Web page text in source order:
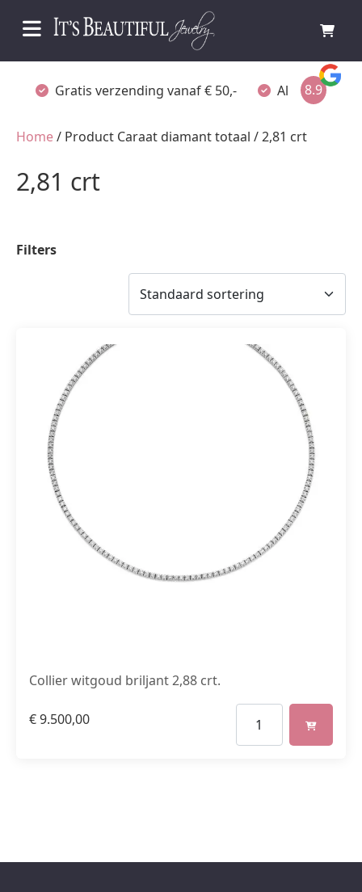
Gratis verzending vanaf € 50,- Altijd verpakt
8.9
Home/ Product Caraat diamant totaal / 2,81 crt
2,81 crt
Filters
Collier witgoud briljant 2,88 crt.
€9.500,00